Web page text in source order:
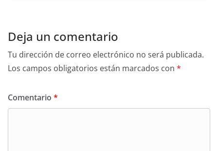
Deja un comentario
Tu dirección de correo electrónico no será publicada.
Los campos obligatorios están marcados con *
Comentario *